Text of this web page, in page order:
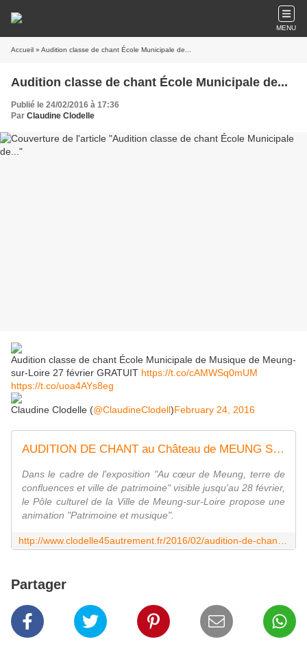
MENU
Accueil » Audition classe de chant École Municipale de...
Audition classe de chant École Municipale de...
Publié le 24/02/2016 à 17:36
Par Claudine Clodelle
Audition classe de chant École Municipale de Musique de Meung-
sur-Loire 27 février GRATUIT https://t.co/cAMWSq0mUM
https://t.co/uoa4AYs8eg
Claudine Clodelle (@ClaudineClodell)February 24, 2016
AUDITION DE CHANT au Château de MEUNG SUR LOIRE le 27 février 2016 GRATUIT - VIVRE AUTREMENT VOS LOISIRS avec Clodelle
Dans le cadre de l'exposition "Au cœur de Meung, terre de
confluences et ville de patrimoine" visible jusqu'au 28 février,
le Pôle culturel de la Ville de Meung-sur-Loire propose une
animation "Patrimoine et musique".
Partager